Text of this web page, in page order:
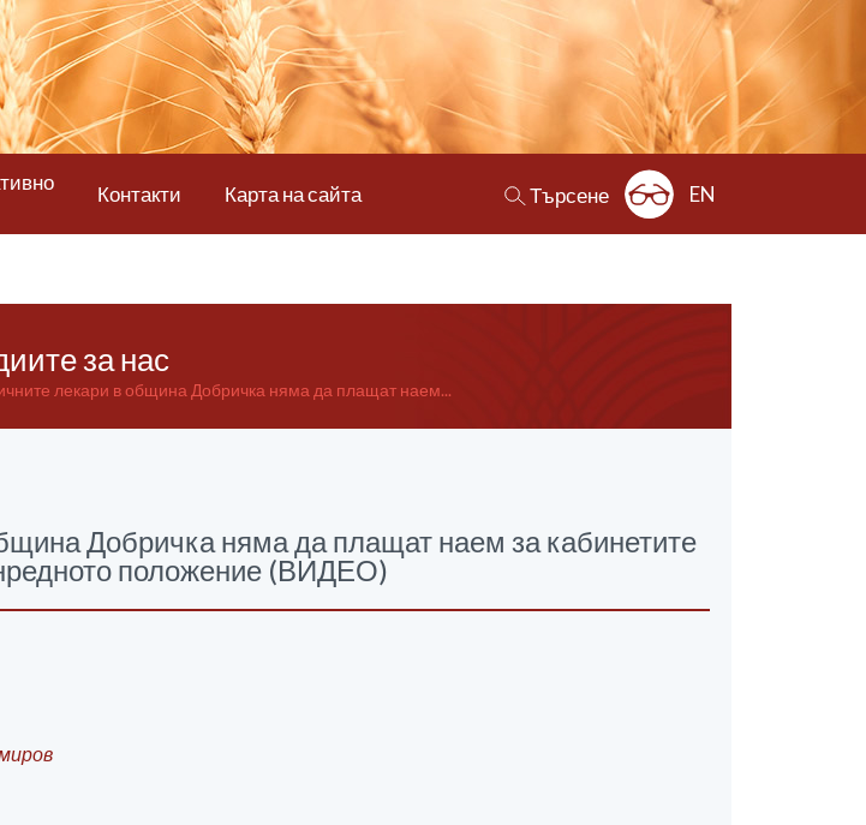
Контакти Карта на сайта Търсене EN
за нас
лекари в община Добричка няма да плащат наем...
Добричка няма да плащат наем за кабинетите
положение (ВИДЕО)